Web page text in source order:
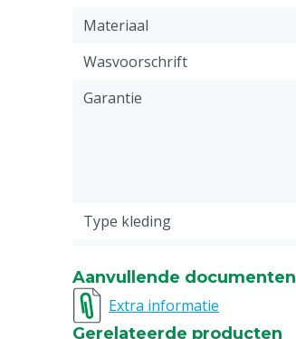
Materiaal
Wasvoorschrift
Garantie
Type kleding
Sluiting
Aanvullende documenten
Extra informatie
Gerelateerde producten